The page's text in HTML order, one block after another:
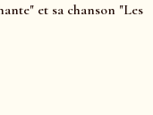
et sa chanson "Les